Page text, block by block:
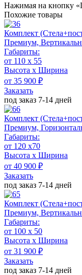
Нажимая на кнопку
Похожие товары
Комплект
Премиум,
Габариты:
от 110 x 55
Высота х Ширина
от 35 900 ₽
Заказать
под заказ 7-14 дней
Комплект
Премиум,
Габариты:
от 120 х70
Высота х Ширина
от 40 900 ₽
Заказать
под заказ 7-14 дней
Комплект
Премиум,
Габариты:
от 100 x 50
Высота х Ширина
от 31 900 ₽
Заказать
под заказ 7-14 дней